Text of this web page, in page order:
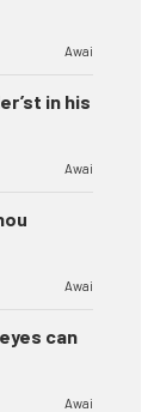
Awai
in his
Awai
Awai
can
Awai